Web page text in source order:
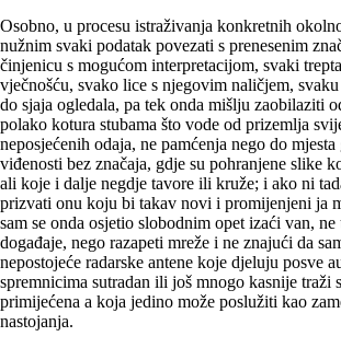
Osobno, u procesu istraživanja konkretnih
nužnim svaki podatak povezati s prenesenim
činjenicu s mogućom interpretacijom, svaki
vječnošću, svako lice s njegovim naličjem,
do sjaja ogledala, pa tek onda mišlju zaobilaziti
polako kotura stubama što vode od prizemlja
neposjećenih odaja, ne pamćenja nego do mjesta
viđenosti bez značaja, gdje su pohranjene slike
ali koje i dalje negdje tavore ili kruže; i ako ni
prizvati onu koju bi takav novi i promijenjeni ja
sam se onda osjetio slobodnim opet izaći van,
događaje, nego razapeti mreže i ne znajući da
nepostojeće radarske antene koje djeluju posve
spremnicima sutradan ili još mnogo kasnije traži
primijećena a koja jedino može poslužiti kao
nastojanja.